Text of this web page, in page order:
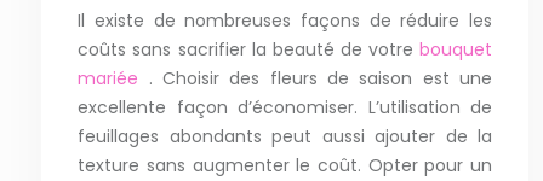
Il existe de nombreuses façons de réduire les
coûts sans sacrifier la beauté de votre bouquet
mariée . Choisir des fleurs de saison est une
excellente façon d’économiser. L’utilisation de
feuillages abondants peut aussi ajouter de la
texture sans augmenter le coût. Opter pour un